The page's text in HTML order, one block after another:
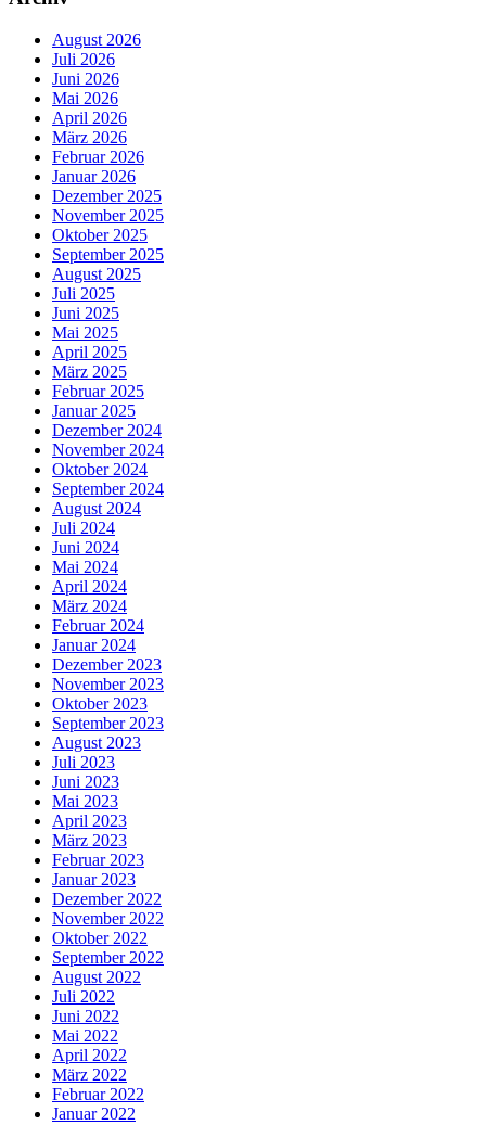
August 2026
Juli 2026
Juni 2026
Mai 2026
April 2026
März 2026
Februar 2026
Januar 2026
Dezember 2025
November 2025
Oktober 2025
September 2025
August 2025
Juli 2025
Juni 2025
Mai 2025
April 2025
März 2025
Februar 2025
Januar 2025
Dezember 2024
November 2024
Oktober 2024
September 2024
August 2024
Juli 2024
Juni 2024
Mai 2024
April 2024
März 2024
Februar 2024
Januar 2024
Dezember 2023
November 2023
Oktober 2023
September 2023
August 2023
Juli 2023
Juni 2023
Mai 2023
April 2023
März 2023
Februar 2023
Januar 2023
Dezember 2022
November 2022
Oktober 2022
September 2022
August 2022
Juli 2022
Juni 2022
Mai 2022
April 2022
März 2022
Februar 2022
Januar 2022